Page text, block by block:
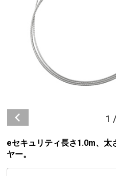
1 /
eセキュリティ長さ1.0m、太
ヤー。